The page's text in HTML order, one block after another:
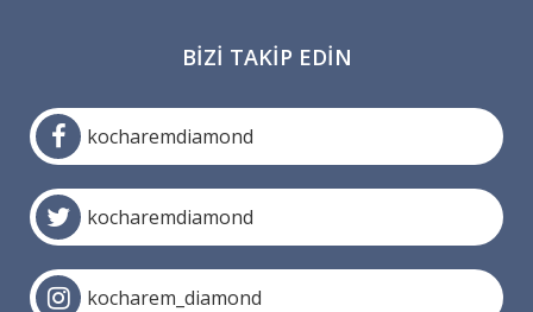
BIZI TAKIP EDIN
kocharemdiamond
kocharemdiamond
kocharem_diamond